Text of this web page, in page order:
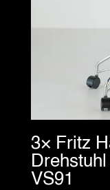
3× Fritz
VS91